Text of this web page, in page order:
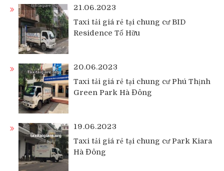
21.06.2023
Taxi tải giá rẻ tại chung cư BID
Residence Tố Hữu
20.06.2023
Taxi tải giá rẻ tại chung cư Phú Thịnh
Green Park Hà Đông
19.06.2023
Taxi tải giá rẻ tại chung cư Park Kiara
Hà Đông